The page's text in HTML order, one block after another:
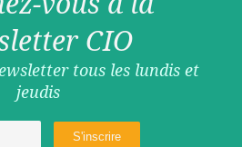
CIO
tous les lundis et
jeudis